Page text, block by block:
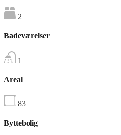
2
Badeværelser
1
Areal
83
Byttebolig